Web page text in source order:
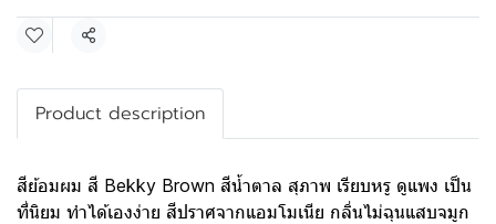
Share
Product description
สีย้อมผม สี Bekky Brown สีน้ำตาล สุภาพ เรียบหรู ดูแพง เป็น
ที่นิยม ทำได้เองง่าย สีปราศจากแอมโมเนีย กลิ่นไม่ฉุนแสบจมูก